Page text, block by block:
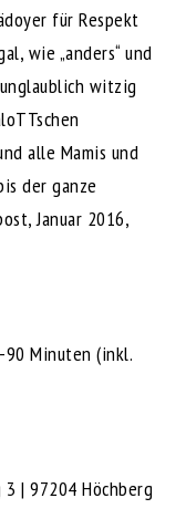
für Respekt
wie „anders“ und
witzig
alle Mamis und
der ganze
Januar 2016,
90 Minuten (inkl.
3 | 97204 Höchberg